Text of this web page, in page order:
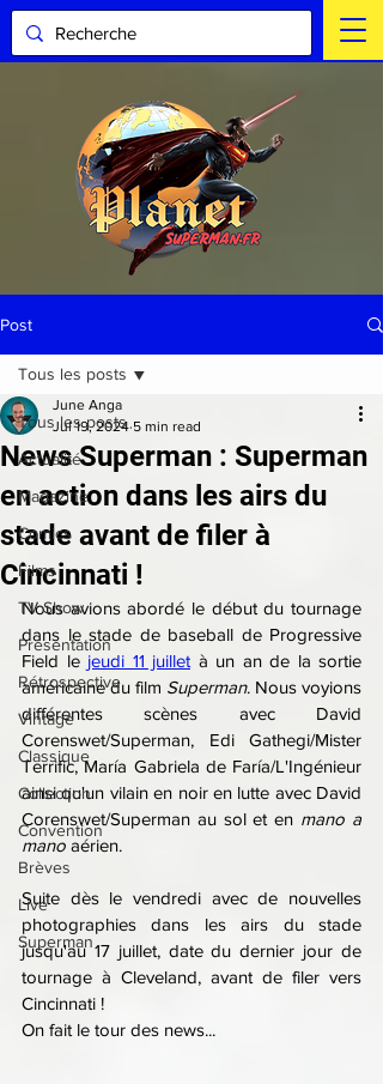
Post
Tous les posts
Actualité
Magazine
Comics
Films
TV Show
Présentation
Rétrospective
Vintage
Classique
Collection
Convention
Brèves
Live
Superman
Tous les posts
News Superman : Superman
en action dans les airs du
stade avant de filer à
Cincinnati !
June Anga
Jul 19, 2024 5 min read
Nous avions abordé le début du tournage
dans le stade de baseball de Progressive
Field le jeudi 11 juillet à un an de la sortie
américaine du film Superman. Nous voyions
différentes scènes avec David
Corenswet/Superman, Edi Gathegi/Mister
Terrific, María Gabriela de Faría/L'Ingénieur
ainsi qu'un vilain en noir en lutte avec David
Corenswet/Superman au sol et en mano a
mano aérien.
Suite dès le vendredi avec de nouvelles
photographies dans les airs du stade
jusqu'au 17 juillet, date du dernier jour de
tournage à Cleveland, avant de filer vers
Cincinnati !
On fait le tour des news...